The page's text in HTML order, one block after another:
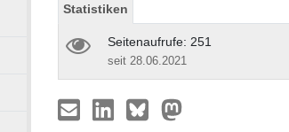
Statistiken
Seitenaufrufe: 251
seit 28.06.2021